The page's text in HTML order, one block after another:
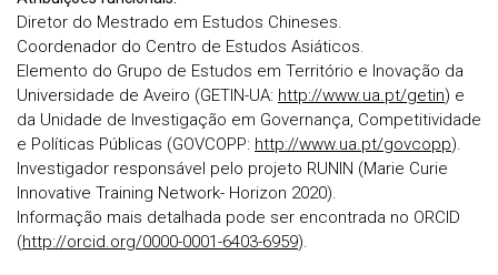
Diretor do Mestrado em Estudos Chineses.
Coordenador do Centro de Estudos Asiáticos.
Elemento do Grupo de Estudos em Território e Inovação da
Universidade de Aveiro (GETIN-UA: http://www.ua.pt/getin) e
da Unidade de Investigação em Governança, Competitividade
e Políticas Públicas (GOVCOPP: http://www.ua.pt/govcopp).
Investigador responsável pelo projeto RUNIN (Marie Curie
Innovative Training Network- Horizon 2020).
Informação mais detalhada pode ser encontrada no ORCID
(http://orcid.org/0000-0001-6403-6959).